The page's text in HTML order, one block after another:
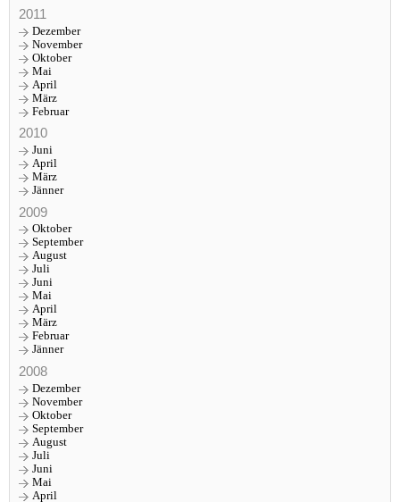
2011
Dezember
November
Oktober
Mai
April
März
Februar
2010
Juni
April
März
Jänner
2009
Oktober
September
August
Juli
Juni
Mai
April
März
Februar
Jänner
2008
Dezember
November
Oktober
September
August
Juli
Juni
Mai
April